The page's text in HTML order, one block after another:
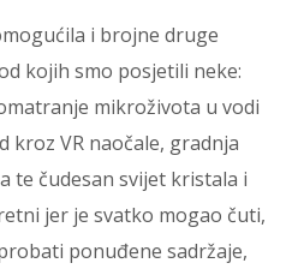
i brojne druge
kojih smo posjetili neke:
mikroživota u vodi
kroz VR naočale, gradnja
te čudesan svijet kristala i
jer je svatko mogao čuti,
ponuđene sadržaje,